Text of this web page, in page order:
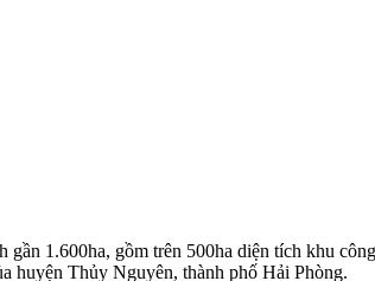
1.600ha, gồm trên 500ha diện tích khu
huyện Thủy Nguyên, thành phố Hải Phòng.